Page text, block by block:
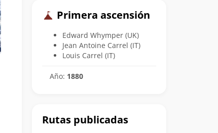
Primera ascensión
Edward Whymper (UK)
Jean Antoine Carrel (IT)
Louis Carrel (IT)
Año: 1880
Rutas publicadas